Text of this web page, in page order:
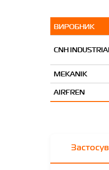
ВИРОБНИК
CNH
MEKANIK
AIRFREN